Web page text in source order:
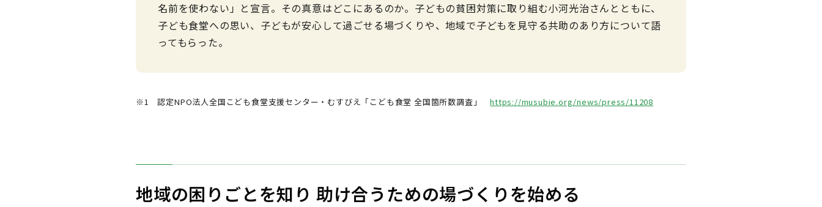
名前を使わない」と宣言。その真意はどこにあるのか。子どもの貧困対策に取り組む小河光治さんとともに、
子ども食堂への思い、子どもが安心して過ごせる場づくりや、地域で子どもを見守る共助のあり方について語
ってもらった。
※1 認定NPO法人全国こども食堂支援センター・むすびえ「こども食堂 全国箇所数調査」https://musubie.org/news/press/11208
地域の困りごとを知り 助け合うための場づくりを始める